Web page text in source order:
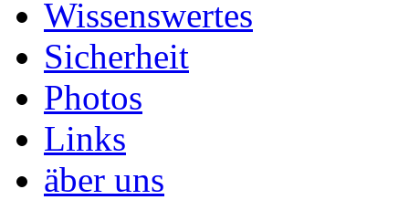
Wissenswertes
Sicherheit
Photos
Links
äber uns